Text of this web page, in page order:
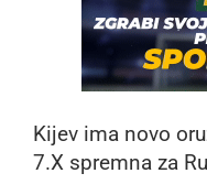
Kijev ima novo
7.X spremna za